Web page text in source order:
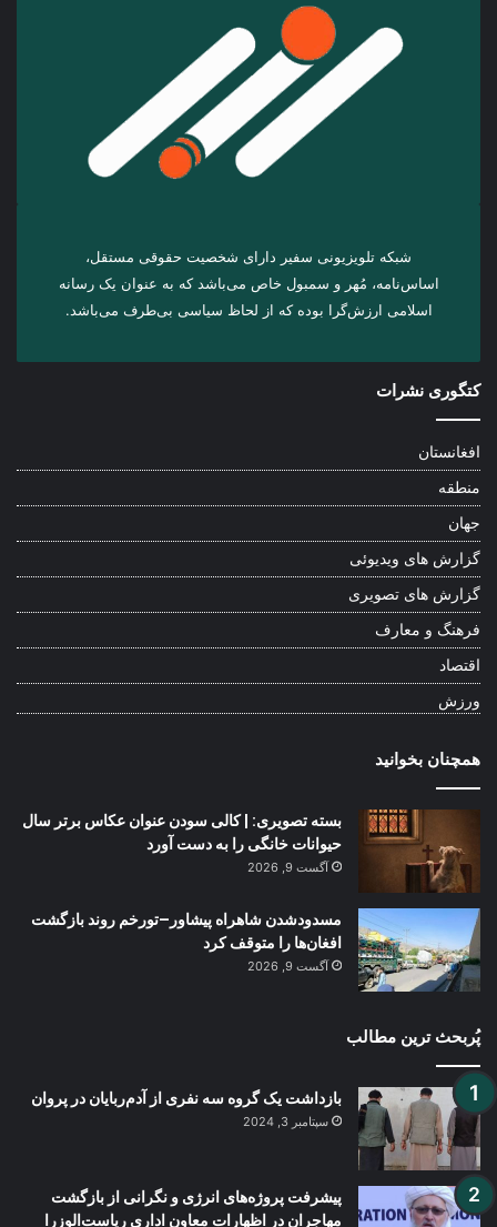
شبکه تلویزیونی سفیر دارای شخصیت حقوقی مستقل،
اساس‌نامه، مُهر و سمبول خاص می‌باشد که به عنوان یک رسانه
اسلامی ارزش‌گرا بوده که از لحاظ سیاسی بی‌طرف می‌باشد.
کتگوری نشرات
افغانستان
منطقه
جهان
گزارش های ویدیوئی
گزارش های تصویری
فرهنگ و معارف
اقتصاد
ورزش
همچنان بخوانید
بسته تصویری: | کالی سودن عنوان عکاس برتر سال
حیوانات خانگی را به دست آورد
آگست 9, 2026
مسدودشدن شاهراه پیشاور–تورخم روند بازگشت
افغان‌ها را متوقف کرد
آگست 9, 2026
پُربحث ترین مطالب
بازداشت یک گروه سه نفری از آدم‌ربایان در پروان
سپتامبر 3, 2024
پیشرفت پروژه‌های انرژی و نگرانی از بازگشت
مهاجران در اظهارات معاون اداری ریاست‌الوزرا